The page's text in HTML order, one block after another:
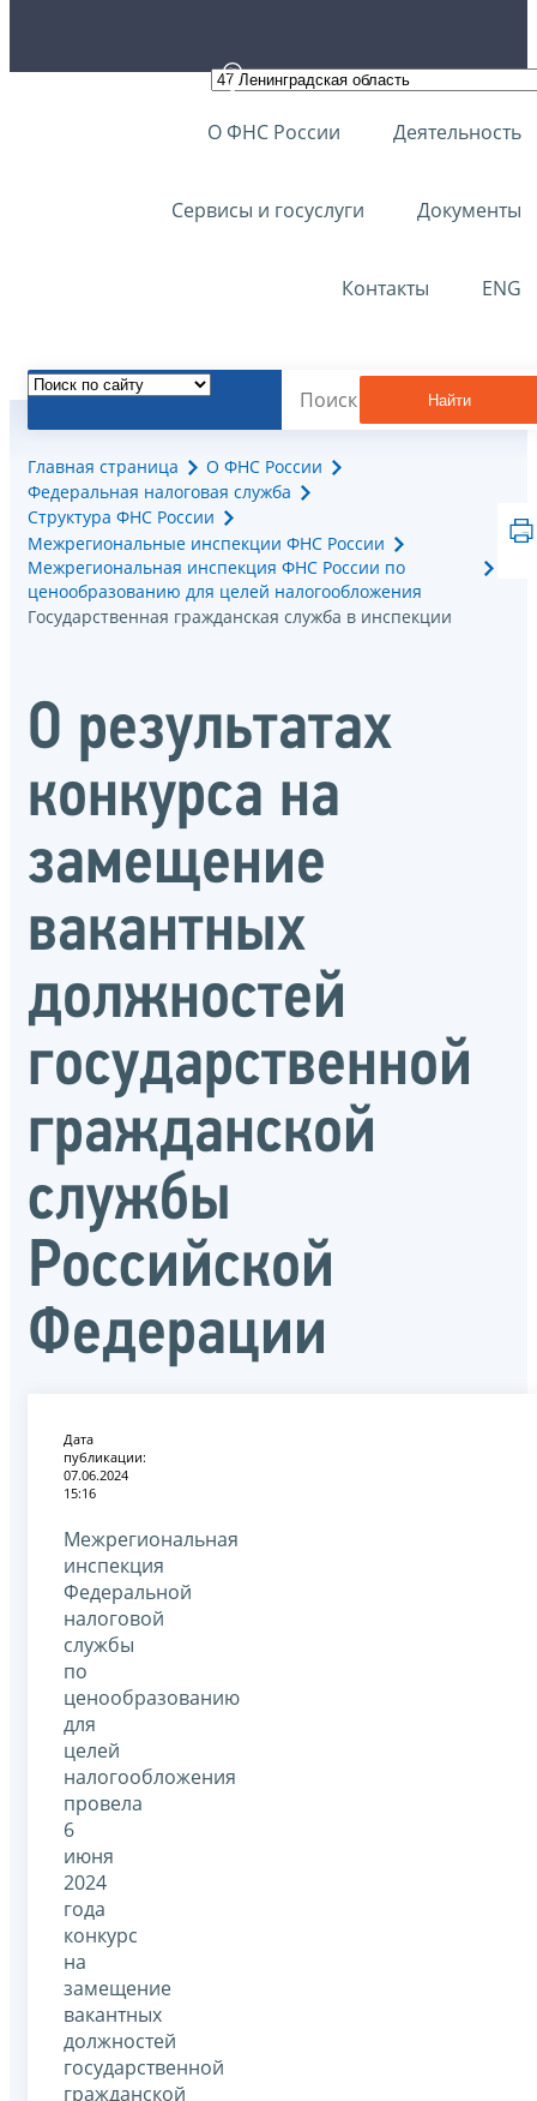
О ФНС России Деятельность
Сервисы и госуслуги Документы
Контакты ENG
Найти
Главная страница
О ФНС России
Федеральная налоговая служба
Структура ФНС России
Межрегиональные инспекции ФНС России
Межрегиональная инспекция ФНС России по
ценообразованию для целей налогообложения
Государственная гражданская служба в инспекции
О результатах
конкурса на
замещение
вакантных
должностей
государственной
гражданской
службы
Российской
Федерации
Дата
публикации:
07.06.2024
15:16
Межрегиональная
инспекция
Федеральной
налоговой
службы
по
ценообразованию
для
целей
налогообложения
провела
6
июня
2024
года
конкурс
на
замещение
вакантных
должностей
государственной
гражданской